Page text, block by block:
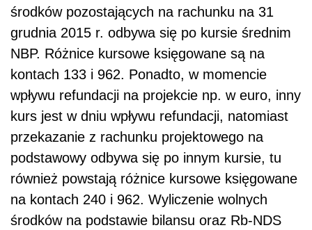
środków pozostających na rachunku na 31
grudnia 2015 r. odbywa się po kursie średnim
NBP. Różnice kursowe księgowane są na
kontach 133 i 962. Ponadto, w momencie
wpływu refundacji na projekcie np. w euro, inny
kurs jest w dniu wpływu refundacji, natomiast
przekazanie z rachunku projektowego na
podstawowy odbywa się po innym kursie, tu
również powstają różnice kursowe księgowane
na kontach 240 i 962. Wyliczenie wolnych
środków na podstawie bilansu oraz Rb-NDS